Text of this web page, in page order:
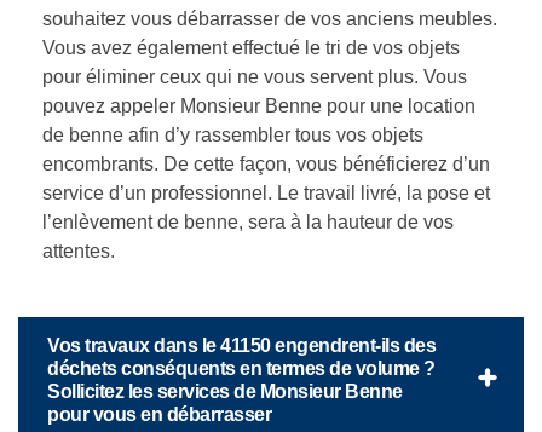
souhaitez vous débarrasser de vos anciens meubles.
Vous avez également effectué le tri de vos objets
pour éliminer ceux qui ne vous servent plus. Vous
pouvez appeler Monsieur Benne pour une location
de benne afin d’y rassembler tous vos objets
encombrants. De cette façon, vous bénéficierez d’un
service d’un professionnel. Le travail livré, la pose et
l’enlèvement de benne, sera à la hauteur de vos
attentes.
Vos travaux dans le 41150 engendrent-ils des
déchets conséquents en termes de volume ?
Sollicitez les services de Monsieur Benne
pour vous en débarrasser